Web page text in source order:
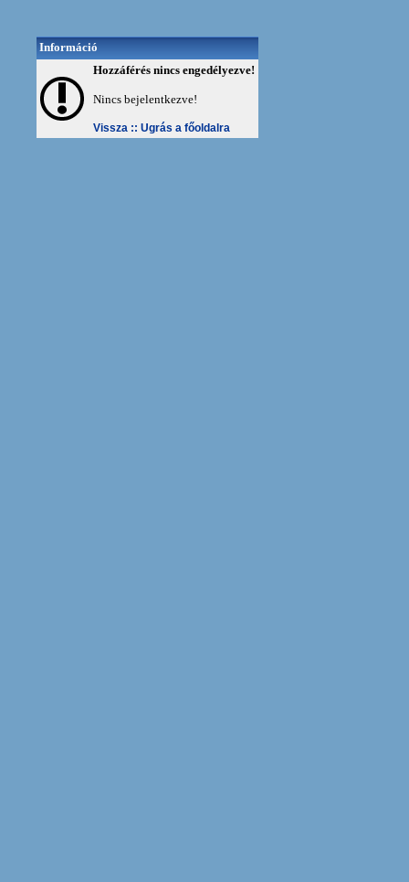
Információ
Hozzáférés nincs engedélyezve!
Nincs bejelentkezve!
Vissza :: Ugrás a főoldalra